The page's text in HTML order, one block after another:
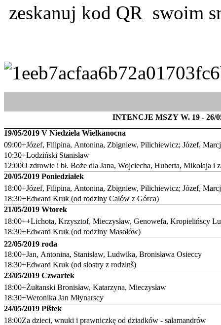
zeskanuj kod QR swoim
INTENCJE MSZY W. 19 - 26/
19/05/2019 V Niedziela Wielkanocna
09:00+Józef, Filipina, Antonina, Zbigniew, Pilichiewicz; Józef,
10:30+Lodziński Stanisław
12:00O zdrowie i bł. Boże dla Jana, Wojciecha, Huberta, Mikołaja i
20/05/2019 Poniedziałek
18:00+Józef, Filipina, Antonina, Zbigniew, Pilichiewicz; Józef,
18:30+Edward Kruk (od rodziny Calów z Górca)
21/05/2019 Wtorek
18:00++Lichota, Krzysztof, Mieczysław, Genowefa, Kropielińscy
18:30+Edward Kruk (od rodziny Masołów)
22/05/2019 roda
18:00+Jan, Antonina, Stanisław, Ludwika, Bronisława Osieccy
18:30+Edward Kruk (od siostry z rodzinš)
23/05/2019 Czwartek
18:00+Żułtanski Bronisław, Katarzyna, Mieczysław
18:30+Weronika Jan Młynarscy
24/05/2019 Pištek
18:00Za dzieci, wnuki i prawniczkę od dziadków - salamandrów